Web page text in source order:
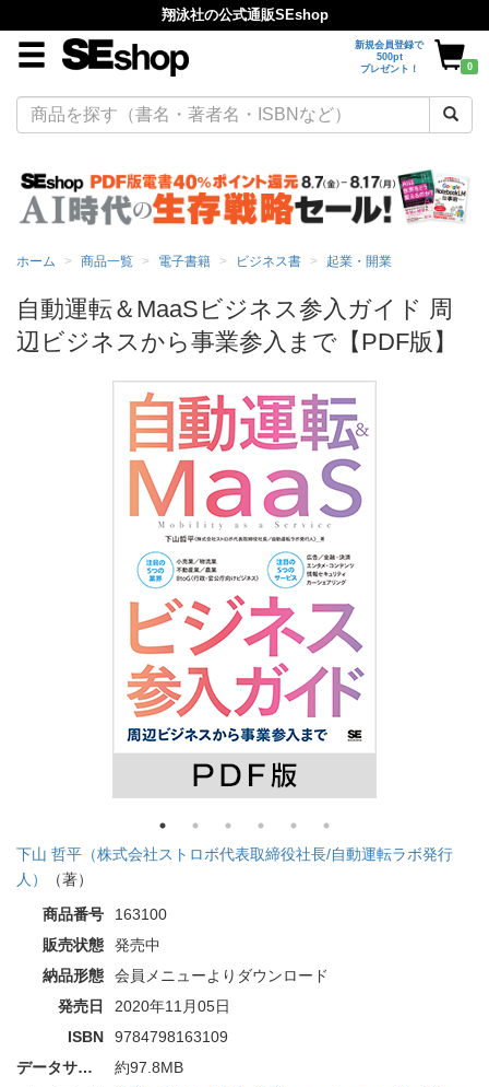
翔泳社の公式通販SEshop
新規会員登録で
500pt
プレゼント！
0
ホーム 商品一覧 電子書籍 ビジネス書 起業・開業
自動運転＆MaaSビジネス参入ガイド 周
辺ビジネスから事業参入まで【PDF版】
下山 哲平（株式会社ストロボ代表取締役社長/自動運転ラボ発行
人）
（著）
商品番号
163100
販売状態
発売中
納品形態
会員メニューよりダウンロード
発売日
2020年11月05日
ISBN
9784798163109
データサイズ
約97.8MB